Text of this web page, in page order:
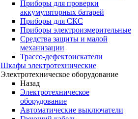
Приборы для проверки
аккумуляторных батарей
Приборы для СКС
Приборы электроизмерительные
Средства защиты и малой
механизации
Трассо-дефектоискатели
Шкафы электротехнические
Электротехническое оборудование
Назад
Электротехническое
оборудование
Автоматические выключатели